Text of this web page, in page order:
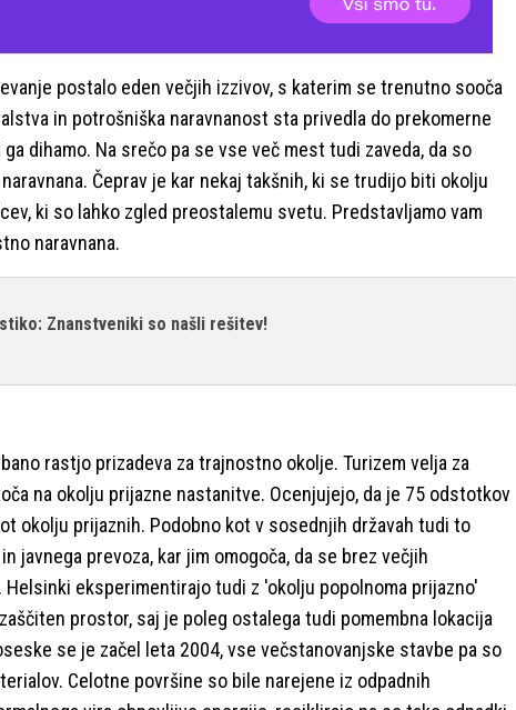
postalo eden večjih izzivov, s katerim se trenutno sooča
in potrošniška naravnanost sta privedla do prekomerne
dihamo. Na srečo pa se vse več mest tudi zaveda, da so
Čeprav je kar nekaj takšnih, ki se trudijo biti okolju
ki so lahko zgled preostalemu svetu. Predstavljamo vam
naravnana.
Znanstveniki so našli rešitev!
rastjo prizadeva za trajnostno okolje. Turizem velja za
na okolju prijazne nastanitve. Ocenjujejo, da je 75 odstotkov
okolju prijaznih. Podobno kot v sosednjih državah tudi to
javnega prevoza, kar jim omogoča, da se brez večjih
eksperimentirajo tudi z 'okolju popolnoma prijazno'
prostor, saj je poleg ostalega tudi pomembna lokacija
se je začel leta 2004, vse večstanovanjske stavbe pa so
Celotne površine so bile narejene iz odpadnih